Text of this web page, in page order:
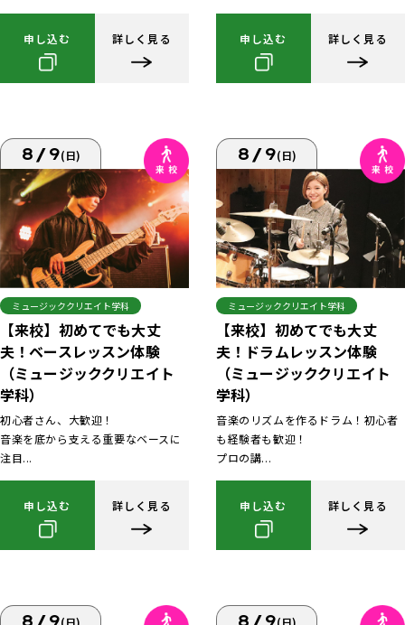
申し込む 詳しく見る 申し込む 詳しく見る
8/9(日)
ミュージッククリエイト学科
【来校】初めてでも大丈
夫！ベースレッスン体験
（ミュージッククリエイト
学科）
初心者さん、大歓迎！
音楽を底から支える重要なベースに
注目...
申し込む 詳しく見る
8/9(日)
ミュージッククリエイト学科
【来校】初めてでも大丈
夫！ドラムレッスン体験
（ミュージッククリエイト
学科）
音楽のリズムを作るドラム！初心者
も経験者も歓迎！
プロの講...
申し込む 詳しく見る
8/9(日) 8/9(日)